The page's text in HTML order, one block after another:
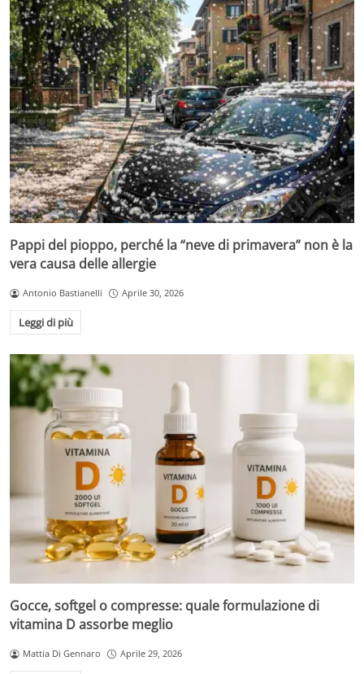
Pappi del pioppo, perché la “neve di primavera” non è la
vera causa delle allergie
Antonio Bastianelli Aprile 30, 2026
Leggi di più
Gocce, softgel o compresse: quale formulazione di
vitamina D assorbe meglio
Mattia Di Gennaro Aprile 29, 2026